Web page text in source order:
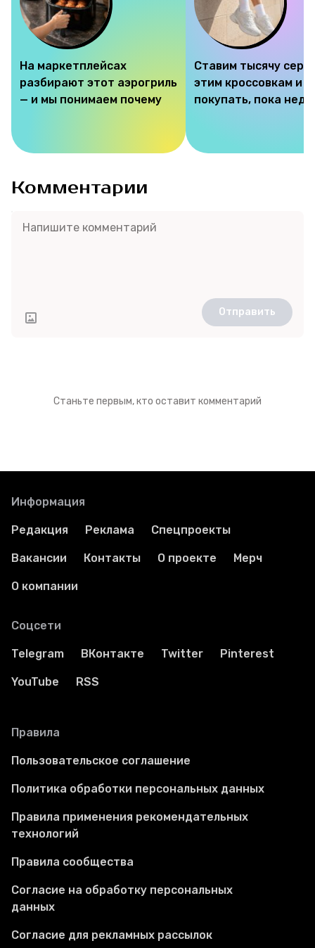
На маркетплейсах
разбирают этот аэрогриль
— и мы понимаем почему
Ставим тысячу
этим кроссовкам и
покупать, пока
Комментарии
Отправить
Станьте первым, кто оставит комментарий
Информация
Редакция Реклама Спецпроекты
Вакансии Контакты О проекте Мерч
О компании
Соцсети
Telegram ВКонтакте Twitter Pinterest
YouTube RSS
Правила
Пользовательское соглашение
Политика обработки персональных данных
Правила применения рекомендательных
технологий
Правила сообщества
Согласие на обработку персональных
данных
Согласие для рекламных рассылок